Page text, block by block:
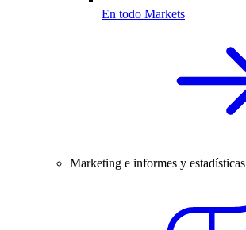
En todo Markets
Marketing e informes y estadísticas